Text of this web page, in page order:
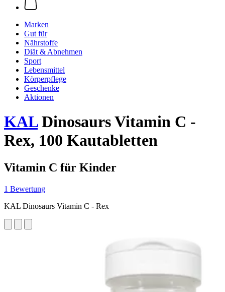
Marken
Gut für
Nährstoffe
Diät & Abnehmen
Sport
Lebensmittel
Körperpflege
Geschenke
Aktionen
KALDinosaurs Vitamin C -
Rex, 100 Kautabletten
Vitamin C für Kinder
1 Bewertung
KAL Dinosaurs Vitamin C - Rex